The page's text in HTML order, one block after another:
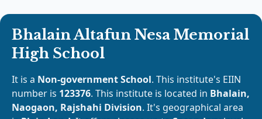
Bhalain Altafun Nesa Memorial
High School
It is a Non-government School. This institute's EIIN
number is 123376. This institute is located in Bhalain,
Naogaon, Rajshahi Division. It's geographical area